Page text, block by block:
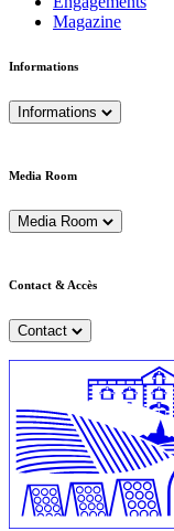
Magazine
Informations
Informations
Media Room
Media Room
Contact & Accès
Contact